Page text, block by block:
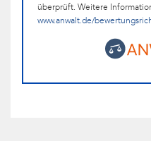
überprüft. Weitere
www.anwalt.de/